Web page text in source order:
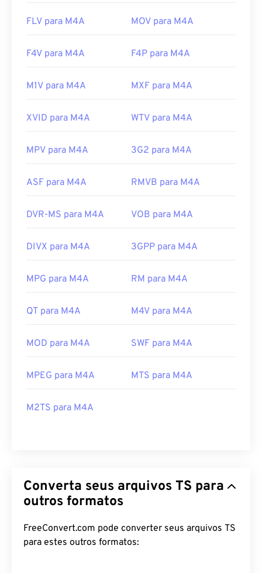
FLV para M4A MOV para M4A
F4V para M4A F4P para M4A
M1V para M4A MXF para M4A
XVID para M4A WTV para M4A
MPV para M4A 3G2 para M4A
ASF para M4A RMVB para M4A
DVR-MS para M4A VOB para M4A
DIVX para M4A 3GPP para M4A
MPG para M4A RM para M4A
QT para M4A M4V para M4A
MOD para M4A SWF para M4A
MPEG para M4A MTS para M4A
M2TS para M4A
Converta seus arquivos TS para
outros formatos
FreeConvert.com pode converter seus arquivos TS
para estes outros formatos: